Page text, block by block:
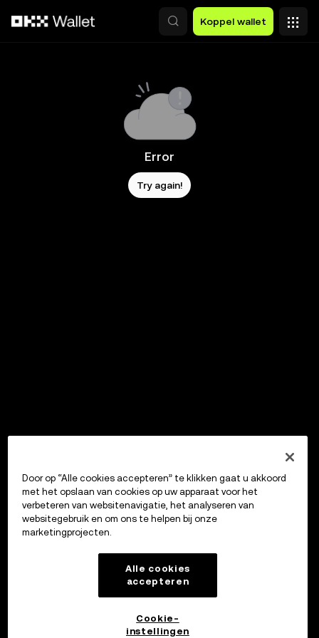
Koppel wallet
Error
Try again!
Door op “Alle cookies accepteren” te klikken gaat u akkoord
met het opslaan van cookies op uw apparaat voor het
verbeteren van websitenavigatie, het analyseren van
websitegebruik en om ons te helpen bij onze
marketingprojecten.
Alle cookies
accepteren
Cookie-
instellingen